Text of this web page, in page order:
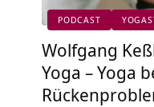
PODCAST
Wolfgang
Yoga – Yoga